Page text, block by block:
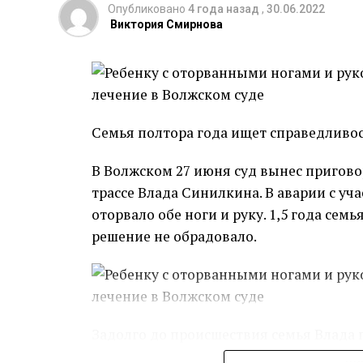
Самарской области.
договорённости.
Президент Беларуси получил от
которая является одним из главных
пластинку с 7-й симфонией
в Куйбышеве (прежнее название
Дмитрий Шостакович находился во
Опубликовано 4 года назад , 30.06.2022
Виктория Смирнова
Семья полтора года ищет
В Волжском 27 июня суд вынес
трассе Влада Синилкина. В аварии с
оторвало обе ноги и руку. 1,5 года
решение не обрадовало.
заседание Татьяна Степанова, мама